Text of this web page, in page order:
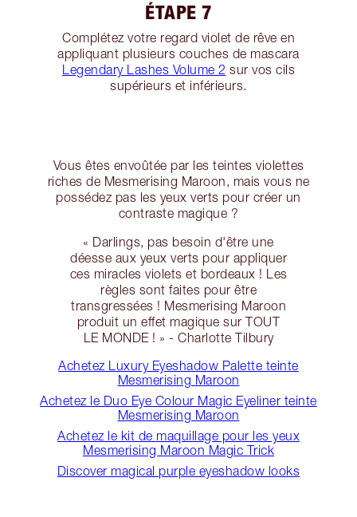
ÉTAPE 7
Complétez votre regard violet de rêve en
appliquant plusieurs couches de mascara
Legendary Lashes Volume 2 sur vos cils
supérieurs et inférieurs.
Vous êtes envoûtée par les teintes violettes
riches de Mesmerising Maroon, mais vous ne
possédez pas les yeux verts pour créer un
contraste magique ?
« Darlings, pas besoin d'être une
déesse aux yeux verts pour appliquer
ces miracles violets et bordeaux ! Les
règles sont faites pour être
transgressées ! Mesmerising Maroon
produit un effet magique sur TOUT
LE MONDE ! » - Charlotte Tilbury
Achetez Luxury Eyeshadow Palette teinte
Mesmerising Maroon
Achetez le Duo Eye Colour Magic Eyeliner teinte
Mesmerising Maroon
Achetez le kit de maquillage pour les yeux
Mesmerising Maroon Magic Trick
Discover magical purple eyeshadow looks